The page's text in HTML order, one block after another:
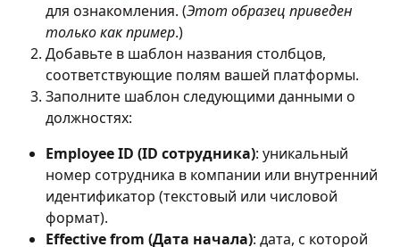
для ознакомления. (Этот образец приведен
только как пример.)
Добавьте в шаблон названия столбцов,
соответствующие полям вашей платформы.
Заполните шаблон следующими данными о
должностях:
Employee ID (ID сотрудника): уникальный
номер сотрудника в компании или внутренний
идентификатор (текстовый или числовой
формат).
Effective from (Дата начала): дата, с которой